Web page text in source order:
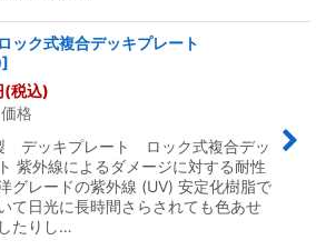
ック式複合デッキプレート
]
(税込)
格
デッキプレート ロック式複合デッ
紫外線によるダメージに対する耐性
グレードの紫外線 (UV) 安定化樹脂で
て日光に長時間さらされても色あせ
たりし…